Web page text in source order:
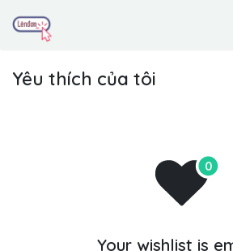
Yêu thích của tôi
Your wishlist is